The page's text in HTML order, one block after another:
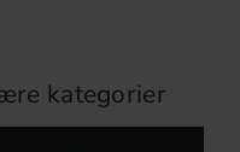
kategorier